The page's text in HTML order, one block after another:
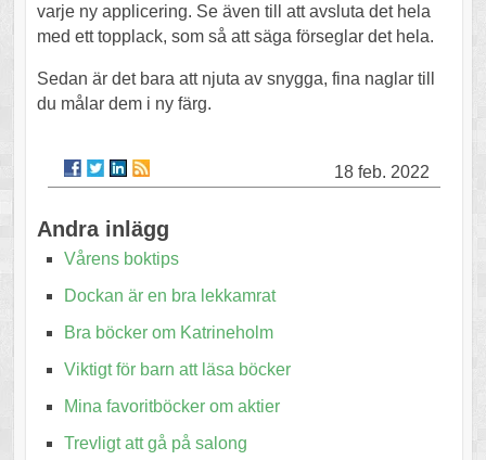
varje ny applicering. Se även till att avsluta det hela
med ett topplack, som så att säga förseglar det hela.
Sedan är det bara att njuta av snygga, fina naglar till
du målar dem i ny färg.
18 feb. 2022
Andra inlägg
Vårens boktips
Dockan är en bra lekkamrat
Bra böcker om Katrineholm
Viktigt för barn att läsa böcker
Mina favoritböcker om aktier
Trevligt att gå på salong